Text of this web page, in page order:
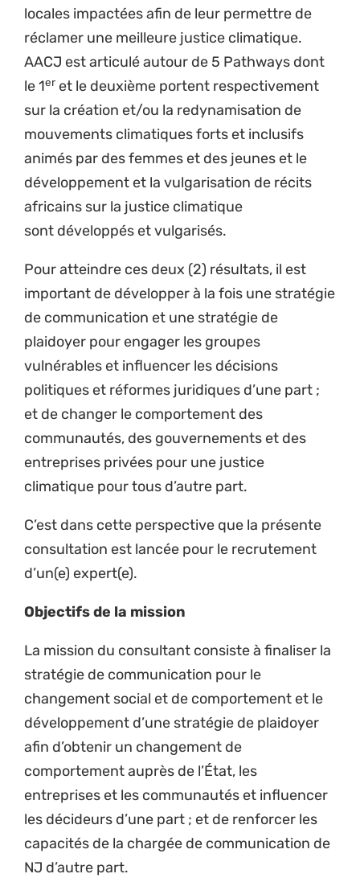
locales impactées afin de leur permettre de
réclamer une meilleure justice climatique.
AACJ est articulé autour de 5 Pathways dont
le 1er et le deuxième portent respectivement
sur la création et/ou la redynamisation de
mouvements climatiques forts et inclusifs
animés par des femmes et des jeunes et le
développement et la vulgarisation de récits
africains sur la justice climatique
sont développés et vulgarisés.
Pour atteindre ces deux (2) résultats, il est
important de développer à la fois une stratégie
de communication et une stratégie de
plaidoyer pour engager les groupes
vulnérables et influencer les décisions
politiques et réformes juridiques d’une part ;
et de changer le comportement des
communautés, des gouvernements et des
entreprises privées pour une justice
climatique pour tous d’autre part.
C’est dans cette perspective que la présente
consultation est lancée pour le recrutement
d’un(e) expert(e).
Objectifs de la mission
La mission du consultant consiste à finaliser la
stratégie de communication pour le
changement social et de comportement et le
développement d’une stratégie de plaidoyer
afin d’obtenir un changement de
comportement auprès de l’État, les
entreprises et les communautés et influencer
les décideurs d’une part ; et de renforcer les
capacités de la chargée de communication de
NJ d’autre part.